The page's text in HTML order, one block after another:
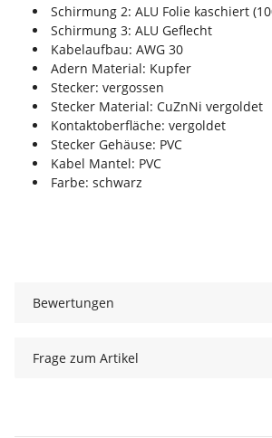
Schirmung 2: ALU Folie kaschiert
Schirmung 3: ALU Geflecht
Kabelaufbau: AWG 30
Adern Material: Kupfer
Stecker: vergossen
Stecker Material: CuZnNi vergoldet
Kontaktoberfläche: vergoldet
Stecker Gehäuse: PVC
Kabel Mantel: PVC
Farbe: schwarz
Bewertungen
Frage zum Artikel